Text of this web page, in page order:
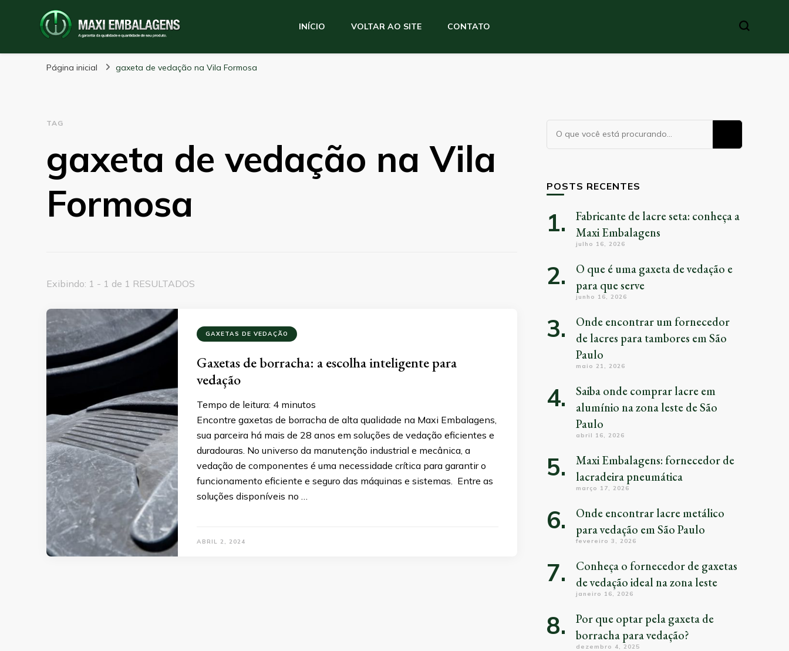
Maxi Embalagens
Blog Maxi Embalagens
INÍCIO VOLTAR AO SITE CONTATO
Página inicial gaxeta de vedação na Vila Formosa
TAG
gaxeta de vedação na Vila
Formosa
Exibindo: 1 - 1 de 1 RESULTADOS
GAXETAS DE VEDAÇÃO
Gaxetas de borracha: a escolha inteligente para
vedação
Tempo de leitura: 4 minutos
Encontre gaxetas de borracha de alta qualidade na Maxi Embalagens,
sua parceira há mais de 28 anos em soluções de vedação eficientes e
duradouras. No universo da manutenção industrial e mecânica, a
vedação de componentes é uma necessidade crítica para garantir o
funcionamento eficiente e seguro das máquinas e sistemas. Entre as
soluções disponíveis no …
ABRIL 2, 2024
Procurando
algo?
POSTS RECENTES
Fabricante de lacre seta: conheça a
Maxi Embalagens
julho 16, 2026
O que é uma gaxeta de vedação e
para que serve
junho 16, 2026
Onde encontrar um fornecedor
de lacres para tambores em São
Paulo
maio 21, 2026
Saiba onde comprar lacre em
alumínio na zona leste de São
Paulo
abril 16, 2026
Maxi Embalagens: fornecedor de
lacradeira pneumática
março 17, 2026
Onde encontrar lacre metálico
para vedação em São Paulo
fevereiro 3, 2026
Conheça o fornecedor de gaxetas
de vedação ideal na zona leste
janeiro 16, 2026
Por que optar pela gaxeta de
borracha para vedação?
dezembro 4, 2025